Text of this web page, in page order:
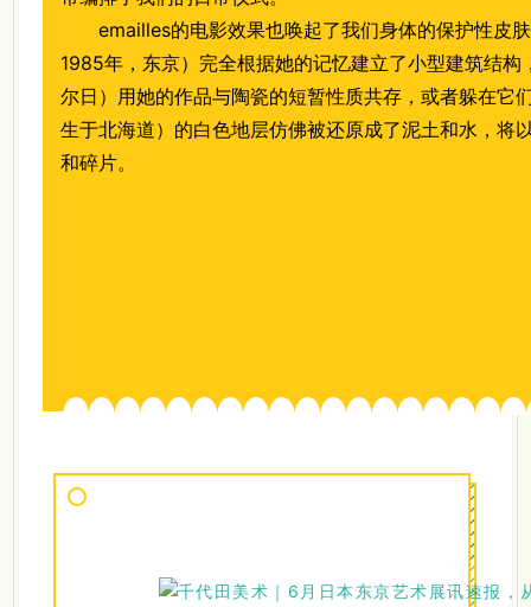
emailles的电影效果也唤起了我们身体的保护性皮
1985年，东京）完全根据她的记忆建立了小型建筑结
尔日）用她的作品与陶瓷的短暂性质共存，或者躲在它
生于北海道）的白色地层仿佛被还原成了泥土和水，将
和碎片。